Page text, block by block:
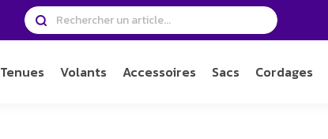
Tenues Volants Accessoires Sacs Cordages